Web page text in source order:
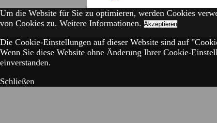
Um die Website für Sie zu optimieren, werden Cookies
von Cookies zu. Weitere Informationen. Akzeptieren
Die Cookie-Einstellungen auf dieser Website sind auf
Wenn Sie diese Website ohne Änderung Ihrer Cookie-
einverstanden.
Schließen